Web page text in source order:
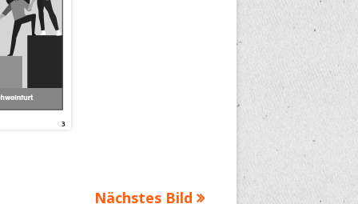
Nächstes Bild